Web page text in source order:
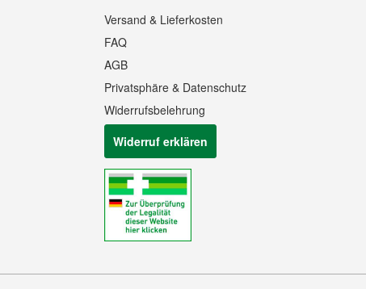
Versand & Lieferkosten
FAQ
AGB
Privatsphäre & Datenschutz
Widerrufsbelehrung
Widerruf erklären